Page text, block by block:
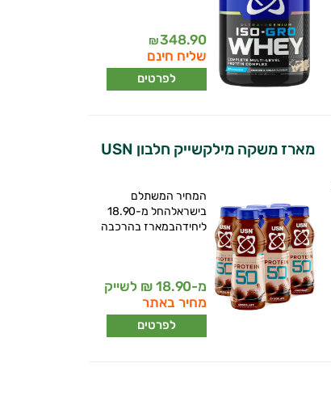
348.90
₪
שליח חינם
לפרטים
מארז משקה מילקשייק חלבון USN
המחיר המשתלם
בישראלהחל מ-18.90
ליחידהבמארז בהרכבה
מ-18.90 ₪ לשייק
מחיר באתר
לפרטים